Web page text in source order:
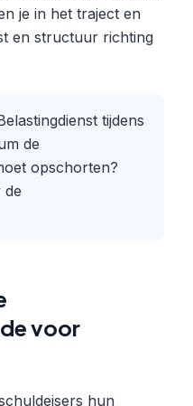
je in het traject en
en structuur richting
tijdens
de
opschorten?
de
voor
hun